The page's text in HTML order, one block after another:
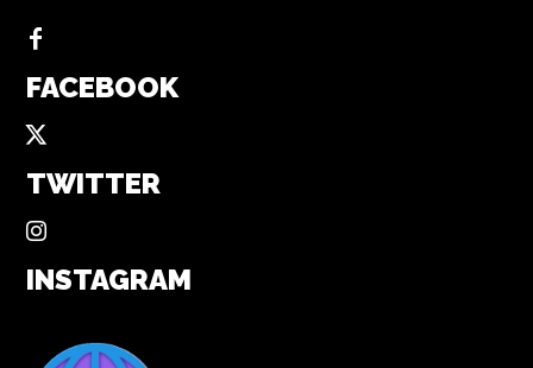
FACEBOOK
TWITTER
INSTAGRAM